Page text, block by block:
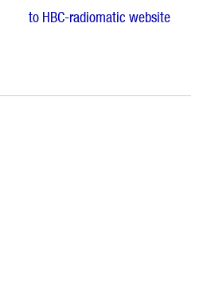
to HBC-radiomatic website